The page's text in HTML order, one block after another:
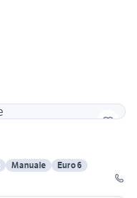
Manuale
Euro 6